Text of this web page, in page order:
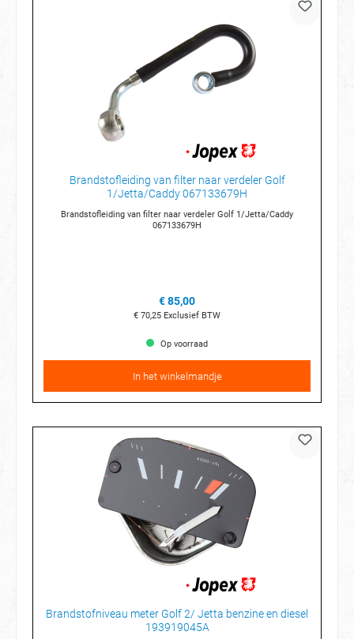
Brandstofleiding van filter naar verdeler Golf
1/Jetta/Caddy 067133679H
Brandstofleiding van filter naar verdeler Golf 1/Jetta/Caddy
067133679H
€ 85,00
€ 70,25 Exclusief BTW
Op voorraad
In het winkelmandje
Brandstofniveau meter Golf 2/ Jetta benzine en diesel
193919045A